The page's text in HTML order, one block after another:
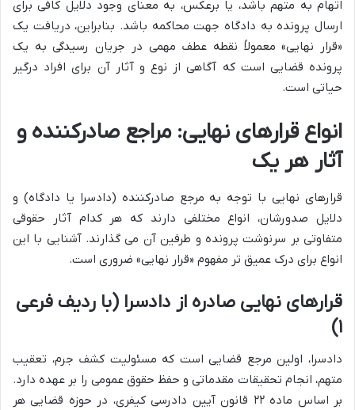
اتهام به متهم باشد، یا برعکس، به معنای وجود دلایل کافی برای
ارسال پرونده به دادگاه جهت محاکمه باشد. بنابراین، دریافت یک
«قرار نهایی» معمولاً نقطه عطف مهمی در جریان رسیدگی به یک
پرونده قضایی است که آگاهی از نوع و آثار آن برای افراد درگیر
حیاتی است.
انواع قرارهای نهایی: مراجع صادرکننده و
آثار هر یک
قرارهای نهایی با توجه به مرجع صادرکننده (دادسرا یا دادگاه) و
دلایل صدورشان، انواع مختلفی دارند که هر کدام آثار حقوقی
متفاوتی بر سرنوشت پرونده و طرفین آن می گذارند. آشنایی با این
انواع برای درک عمیق تر مفهوم «قرار نهایی» ضروری است.
قرارهای نهایی صادره از دادسرا (با ردیف فرعی
۱)
دادسرا، اولین مرجع قضایی است که مسئولیت کشف جرم، تعقیب
متهم، انجام تحقیقات مقدماتی و حفظ حقوق عمومی را بر عهده دارد.
بر اساس ماده ۲۲ قانون آیین دادرسی کیفری، در حوزه قضایی هر